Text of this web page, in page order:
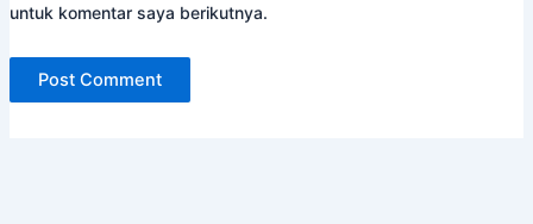
untuk komentar saya berikutnya.